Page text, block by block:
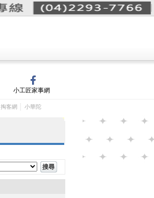
詢價單(0
小工匠家事網
掏客網 小華陀